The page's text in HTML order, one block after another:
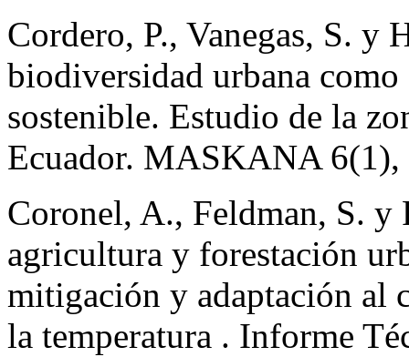
Cordero, P., Vanegas, S.
biodiversidad urbana
sostenible. Estudio de la
Ecuador. MASKANA 6(1),
Coronel, A., Feldman, S.
agricultura y forestación
mitigación y adaptación al
la temperatura . Informe